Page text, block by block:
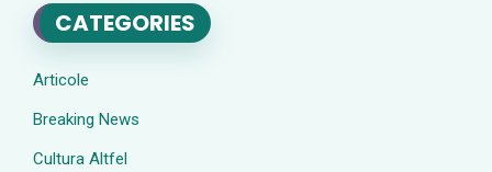
CATEGORIES
Articole
Breaking News
Cultura Altfel